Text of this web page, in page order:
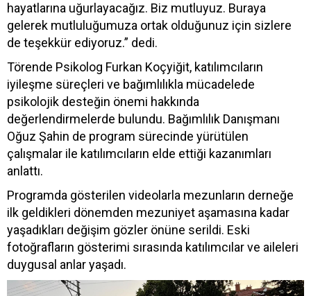
hayatlarına uğurlayacağız. Biz mutluyuz. Buraya
gelerek mutluluğumuza ortak olduğunuz için sizlere
de teşekkür ediyoruz.” dedi.
Törende Psikolog Furkan Koçyiğit, katılımcıların
iyileşme süreçleri ve bağımlılıkla mücadelede
psikolojik desteğin önemi hakkında
değerlendirmelerde bulundu. Bağımlılık Danışmanı
Oğuz Şahin de program sürecinde yürütülen
çalışmalar ile katılımcıların elde ettiği kazanımları
anlattı.
Programda gösterilen videolarla mezunların derneğe
ilk geldikleri dönemden mezuniyet aşamasına kadar
yaşadıkları değişim gözler önüne serildi. Eski
fotoğrafların gösterimi sırasında katılımcılar ve aileleri
duygusal anlar yaşadı.